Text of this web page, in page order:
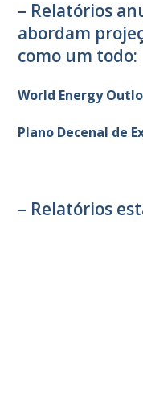
– Relatórios
abordam
como um todo:
World Energy
Plano Decenal de
– Relatórios